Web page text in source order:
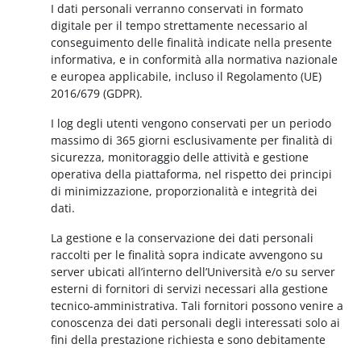
I dati personali verranno conservati in formato
digitale per il tempo strettamente necessario al
conseguimento delle finalità indicate nella presente
informativa, e in conformità alla normativa nazionale
e europea applicabile, incluso il Regolamento (UE)
2016/679 (GDPR).
I log degli utenti vengono conservati per un periodo
massimo di 365 giorni esclusivamente per finalità di
sicurezza, monitoraggio delle attività e gestione
operativa della piattaforma, nel rispetto dei principi
di minimizzazione, proporzionalità e integrità dei
dati.
La gestione e la conservazione dei dati personali
raccolti per le finalità sopra indicate avvengono su
server ubicati all’interno dell’Università e/o su server
esterni di fornitori di servizi necessari alla gestione
tecnico-amministrativa. Tali fornitori possono venire a
conoscenza dei dati personali degli interessati solo ai
fini della prestazione richiesta e sono debitamente